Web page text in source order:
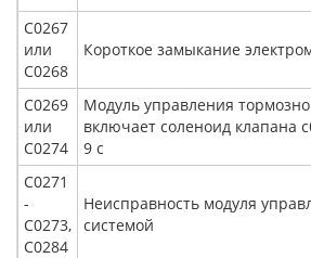
С0267
или
С0268
Короткое замыкание
С0269
или
С0274
Модуль управления
включает соленоид клапана
9 с
С0271
-
С0273,
С0284
Неисправность модуля
системой